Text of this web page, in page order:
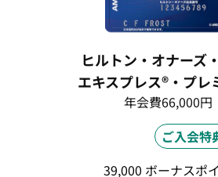
ヒルトン・オナーズ
エキスプレス®・プレ
年会費66,000円
ご入会特
39,000 ボーナスポ